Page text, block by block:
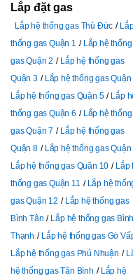
Lắp đặt gas
Lắp hệ thống gas Thủ Đức
thống gas Quận 1
Lắp hệ thống
gas Quận 2
Lắp hệ thống gas
Quận 3
Lắp hệ thống gas Quận
Lắp hệ thống gas Quận 5
Lắp
thống gas Quận 6
Lắp hệ thống
gas Quận 7
Lắp hệ thống gas
Quận 8
Lắp hệ thống gas Quận
Lắp hệ thống gas Quận 10
Lắp
thống gas Quận 11
Lắp hệ
gas Quận 12
Lắp hệ thống gas
Bình Tân
Lắp hệ thống gas Bình
Thạnh
Lắp hệ thống gas Gò
Lắp hệ thống gas Phú Nhuận
hệ thống gas Tân Bình
Lắp hệ